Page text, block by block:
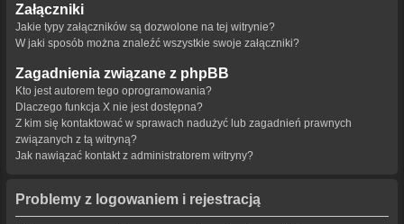
Załączniki
Jakie typy załączników są dozwolone na tej witrynie?
W jaki sposób można znaleźć wszystkie swoje załączniki?
Zagadnienia związane z phpBB
Kto jest autorem tego oprogramowania?
Dlaczego funkcja X nie jest dostępna?
Z kim się kontaktować w sprawach nadużyć lub zagadnień prawnych
związanych z tą witryną?
Jak nawiązać kontakt z administratorem witryny?
Problemy z logowaniem i rejestracją